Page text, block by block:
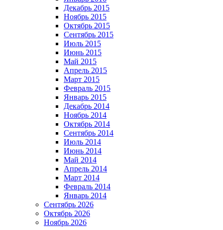
Декабрь 2015
Ноябрь 2015
Октябрь 2015
Сентябрь 2015
Июль 2015
Июнь 2015
Май 2015
Апрель 2015
Март 2015
Февраль 2015
Январь 2015
Декабрь 2014
Ноябрь 2014
Октябрь 2014
Сентябрь 2014
Июль 2014
Июнь 2014
Май 2014
Апрель 2014
Март 2014
Февраль 2014
Январь 2014
Сентябрь 2026
Октябрь 2026
Ноябрь 2026